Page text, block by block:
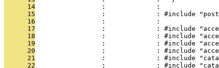
      14
                 :             :
      15
:             : #include
      16
                 :             :
      17
:             : #include
      18
:             : #include
      19
:             : #include
      20
:             : #include
      21
:             : #include
      22
:             : #include